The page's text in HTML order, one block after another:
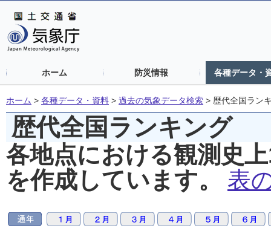
ホーム 防災情報 各種データ・
ホーム > 各種データ・資料 > 過去の気象データ検索 > 歴代全国ラン
歴代全国ランキング
各地点における観測史
を作成しています。
表